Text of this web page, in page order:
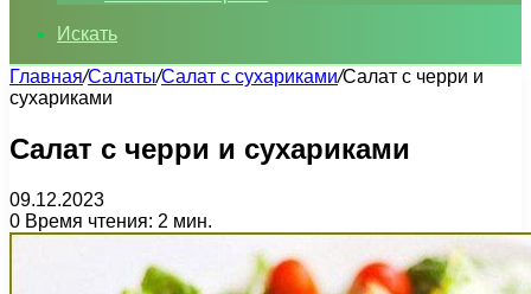
Искать
Главная/Салаты/Салат с сухариками/Салат с черри и
сухариками
Салат с черри и сухариками
09.12.2023
0 Время чтения: 2 мин.